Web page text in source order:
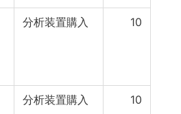
分析装置購入 10
分析装置購入 10